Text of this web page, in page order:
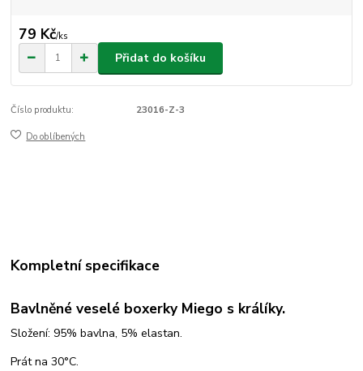
79 Kč/ks
Přidat do košíku
Číslo produktu: 23016-Z-3
Do oblíbených
Kompletní specifikace
Bavlněné veselé boxerky Miego s králíky.
Složení: 95% bavlna, 5% elastan.
Prát na 30°C.